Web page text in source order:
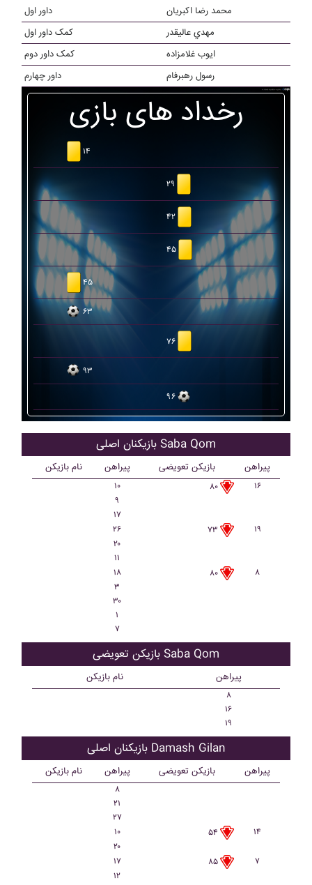
داور اول
محمد رضا اکبریان
کمک داور اول
مهدي عاليقدر
کمک داور دوم
ایوب غلامزاده
داور چهارم
رسول رهبرفام
رخداد های بازی
۱۴
۲۹
۴۲
۴۵
۴۵
۶۳
۷۶
۹۳
۹۶
بازیکنان اصلی Saba Qom
نام بازیکن پیراهن بازیکن تعویضی پیراهن
۱۰ ۸۰
۱۶
۹
۱۷
۲۶
۷۳
۱۹
۲۰
۱۱
۱۸
۸۰
۸
۳
۳۰
۱
۷
بازیکن تعویضی Saba Qom
نام بازیکن پیراهن
۸
۱۶
۱۹
بازیکنان اصلی Damash Gilan
نام بازیکن پیراهن بازیکن تعویضی پیراهن
۸
۲۱
۲۷
۱۰
۵۴
۱۴
۲۰
۱۷
۸۵
۷
۱۲